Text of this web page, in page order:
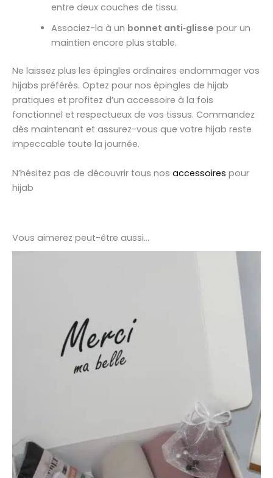
entre deux couches de tissu.
Associez-la à un bonnet anti‑glisse pour un
maintien encore plus stable.
Ne laissez plus les épingles ordinaires endommager vos
hijabs préférés. Optez pour nos épingles de hijab
pratiques et profitez d’un accessoire à la fois
fonctionnel et respectueux de vos tissus. Commandez
dès maintenant et assurez-vous que votre hijab reste
impeccable toute la journée.
N’hésitez pas de découvrir tous nos accessoires pour
hijab
Vous aimerez peut-être aussi…